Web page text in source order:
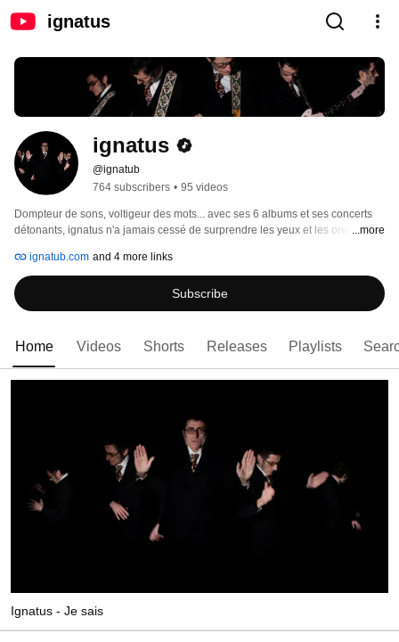
ignatus
ignatus
@ignatub
764 subscribers • 95 videos
Dompteur de sons, voltigeur des mots... avec ses 6 albums et ses concerts
détonants, ignatus n'a jamais cessé de surprendre les yeux et les oreilles.
(plusieurs centaines de milliers de vues pour "Les p'tits chiens" et "Dans
l'herbe") et professionnels (plusieurs prix en festivals, plusieurs primes à la
qualité du CNC).
...more
ignatub.com and 4 more links
Subscribe
Home Videos Shorts Releases Playlists
Ignatus - Je sais